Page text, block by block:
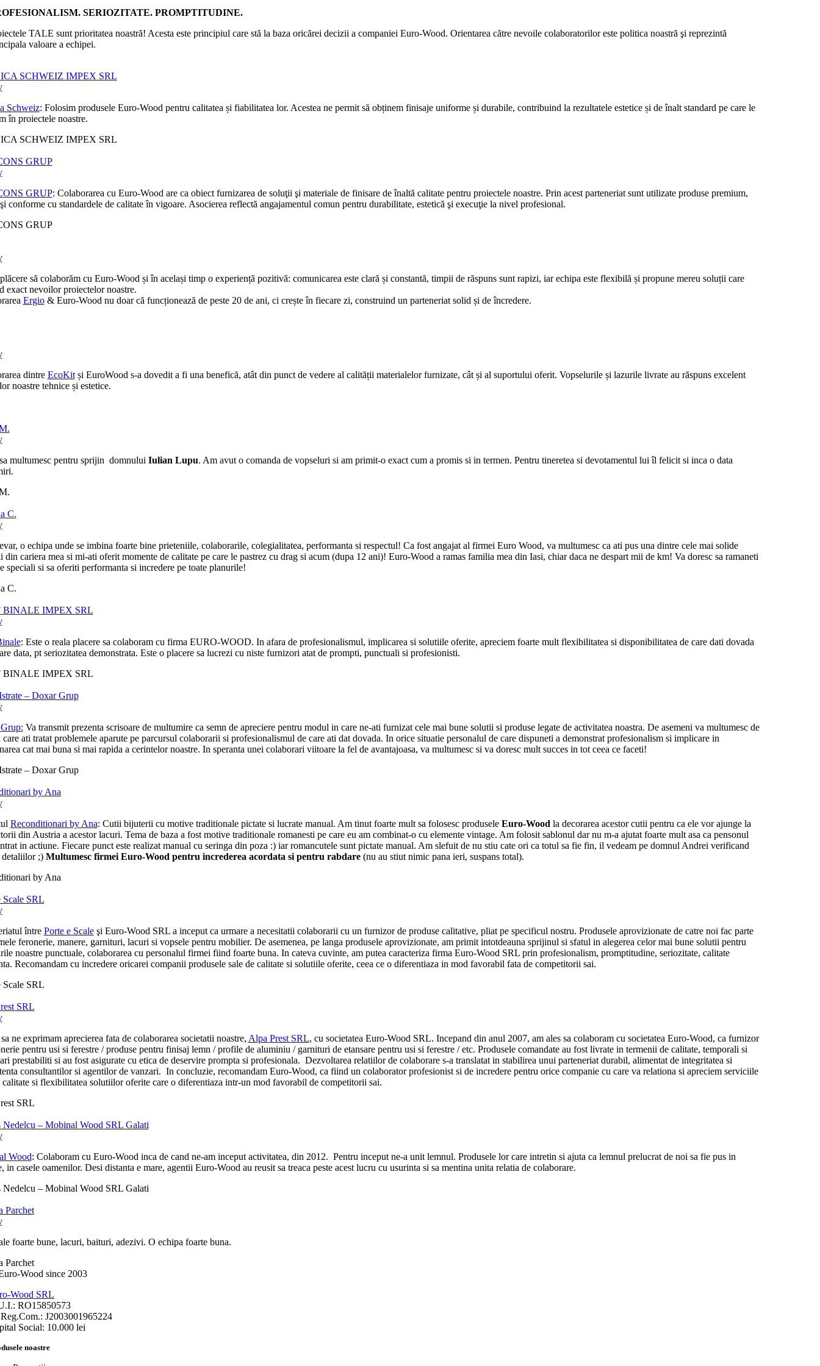
SERIOZITATE. PROMPTITUDINE.
TALE sunt prioritatea noastră! Acesta este principiul care stă la baza oricărei decizii a companiei Euro-Wood. Orientarea către nevoile colaboratorilor este politica noastră şi reprezintă
valoare a echipei.
SCHWEIZ IMPEX SRL
Schweiz: Folosim produsele Euro-Wood pentru calitatea și fiabilitatea lor. Acestea ne permit să obținem finisaje uniforme și durabile, contribuind la rezultatele estetice și de înalt standard pe care le
în proiectele noastre.
SCHWEIZ IMPEX SRL
GRUP
GRUP: Colaborarea cu Euro-Wood are ca obiect furnizarea de soluţii şi materiale de finisare de înaltă calitate pentru proiectele noastre. Prin acest parteneriat sunt utilizate produse premium,
conforme cu standardele de calitate în vigoare. Asocierea reflectă angajamentul comun pentru durabilitate, estetică şi execuţie la nivel profesional.
GRUP
să colaborăm cu Euro-Wood și în același timp o experiență pozitivă: comunicarea este clară și constantă, timpii de răspuns sunt rapizi, iar echipa este flexibilă și propune mereu soluții care
exact nevoilor proiectelor noastre.
Ergio& Euro-Wood nu doar că funcționează de peste 20 de ani, ci crește în fiecare zi, construind un parteneriat solid și de încredere.
dintre EcoKitși EuroWood s-a dovedit a fi una benefică, atât din punct de vedere al calității materialelor furnizate, cât și al suportului oferit. Vopselurile și lazurile livrate au răspuns excelent
noastre tehnice și estetice.
multumesc pentru sprijin domnului Iulian Lupu. Am avut o comanda de vopseluri si am primit-o exact cum a promis si in termen. Pentru tineretea si devotamentul lui îl felicit si inca o data
C.
o echipa unde se imbina foarte bine prieteniile, colaborarile, colegialitatea, performanta si respectul! Ca fost angajat al firmei Euro Wood, va multumesc ca ati pus una dintre cele mai solide
din cariera mea si mi-ati oferit momente de calitate pe care le pastrez cu drag si acum (dupa 12 ani)! Euro-Wood a ramas familia mea din Iasi, chiar daca ne despart mii de km! Va doresc sa ramaneti
speciali si sa oferiti performanta si incredere pe toate planurile!
C.
BINALE IMPEX SRL
: Este o reala placere sa colaboram cu firma EURO-WOOD. In afara de profesionalismul, implicarea si solutiile oferite, apreciem foarte mult flexibilitatea si disponibilitatea de care dati dovada
data, pt seriozitatea demonstrata. Este o placere sa lucrezi cu niste furnizori atat de prompti, punctuali si profesionisti.
BINALE IMPEX SRL
– Doxar Grup
Va transmit prezenta scrisoare de multumire ca semn de apreciere pentru modul in care ne-ati furnizat cele mai bune solutii si produse legate de activitatea noastra. De asemeni va multumesc de
ati tratat problemele aparute pe parcursul colaborarii si profesionalismul de care ati dat dovada. In orice situatie personalul de care dispuneti a demonstrat profesionalism si implicare in
cat mai buna si mai rapida a cerintelor noastre. In speranta unei colaborari viitoare la fel de avantajoasa, va multumesc si va doresc mult succes in tot ceea ce faceti!
– Doxar Grup
by Ana
Reconditionari by Ana: Cutii bijuterii cu motive traditionale pictate si lucrate manual. Am tinut foarte mult sa folosesc produsele Euro-Wood la decorarea acestor cutii pentru ca ele vor ajunge la
din Austria a acestor lacuri. Tema de baza a fost motive traditionale romanesti pe care eu am combinat-o cu elemente vintage. Am folosit sablonul dar nu m-a ajutat foarte mult asa ca pensonul
in actiune. Fiecare punct este realizat manual cu seringa din poza :) iar romancutele sunt pictate manual. Am slefuit de nu stiu cate ori ca totul sa fie fin, il vedeam pe domnul Andrei verificand
detaliilor ;) Multumesc firmei Euro-Wood pentru increderea acordata si pentru rabdare(nu au stiut nimic pana ieri, suspans total).
by Ana
Scale SRL
între Porte e Scaleşi Euro-Wood SRL a inceput ca urmare a necesitatii colaborarii cu un furnizor de produse calitative, pliat pe specificul nostru. Produsele aprovizionate de catre noi fac parte
feronerie, manere, garnituri, lacuri si vopsele pentru mobilier. De asemenea, pe langa produsele aprovizionate, am primit intotdeauna sprijinul si sfatul in alegerea celor mai bune solutii pentru
noastre punctuale, colaborarea cu personalul firmei fiind foarte buna. In cateva cuvinte, am putea caracteriza firma Euro-Wood SRL prin profesionalism, promptitudine, seriozitate, calitate
Recomandam cu incredere oricarei companii produsele sale de calitate si solutiile oferite, ceea ce o diferentiaza in mod favorabil fata de competitorii sai.
Scale SRL
SRL
ne exprimam aprecierea fata de colaborarea societatii noastre, Alpa Prest SRL, cu societatea Euro-Wood SRL. Incepand din anul 2007, am ales sa colaboram cu societatea Euro-Wood, ca furnizor
pentru usi si ferestre / produse pentru finisaj lemn / profile de aluminiu / garnituri de etansare pentru usi si ferestre / etc. Produsele comandate au fost livrate in termenii de calitate, temporali si
prestabiliti si au fost asigurate cu etica de deservire prompta si profesionala. Dezvoltarea relatiilor de colaborare s-a translatat in stabilirea unui parteneriat durabil, alimentat de integritatea si
consultantilor si agentilor de vanzari. In concluzie, recomandam Euro-Wood, ca fiind un colaborator profesionist si de incredere pentru orice companie cu care va relationa si apreciem serviciile
calitate si flexibilitatea solutiilor oferite care o diferentiaza intr-un mod favorabil de competitorii sai.
SRL
Nedelcu – Mobinal Wood SRL Galati
Wood: Colaboram cu Euro-Wood inca de cand ne-am inceput activitatea, din 2012. Pentru inceput ne-a unit lemnul. Produsele lor care intretin si ajuta ca lemnul prelucrat de noi sa fie pus in
in casele oamenilor. Desi distanta e mare, agentii Euro-Wood au reusit sa treaca peste acest lucru cu usurinta si sa mentina unita relatia de colaborare.
Nedelcu – Mobinal Wood SRL Galati
Parchet
foarte bune, lacuri, baituri, adezivi. O echipa foarte buna.
Parchet
Wood SRL
RO15850573
J2003001965224
Social: 10.000 lei
noastre